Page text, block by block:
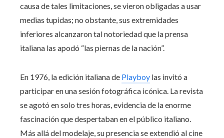
causa de tales limitaciones, se vieron obligadas a usar
medias tupidas; no obstante, sus extremidades
inferiores alcanzaron tal notoriedad que la prensa
italiana las apodó “las piernas de la nación”.
En 1976, la edición italiana de Playboy las invitó a
participar en una sesión fotográfica icónica. La revista
se agotó en solo tres horas, evidencia de la enorme
fascinación que despertaban en el público italiano.
Más allá del modelaje, su presencia se extendió al cine